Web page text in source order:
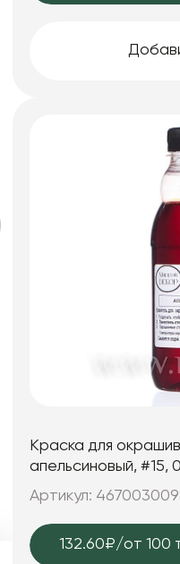
Краска для
апельсиновый, #15,
Артикул:
132.60₽/от 100